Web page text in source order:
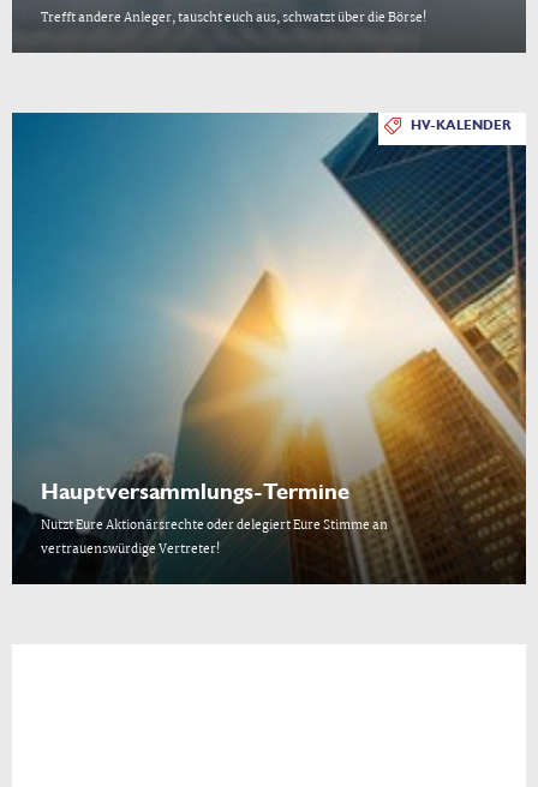
Trefft andere Anleger, tauscht euch aus, schwatzt über die Börse!
HV-KALENDER
Hauptversammlungs-Termine
Nutzt Eure Aktionärsrechte oder delegiert Eure Stimme an
vertrauenswürdige Vertreter!